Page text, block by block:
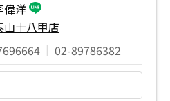
偉洋
山十八甲店
| 02-89786382